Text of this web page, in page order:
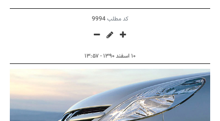
کد مطلب9994
۱۰ اسفند ۱۳۹۰ - ۱۳:۵۷